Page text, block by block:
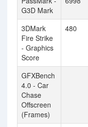
G3D Mark
3DMark
Fire Strike
- Graphics
Score
480
GFXBench
4.0 - Car
Chase
Offscreen
(Frames)